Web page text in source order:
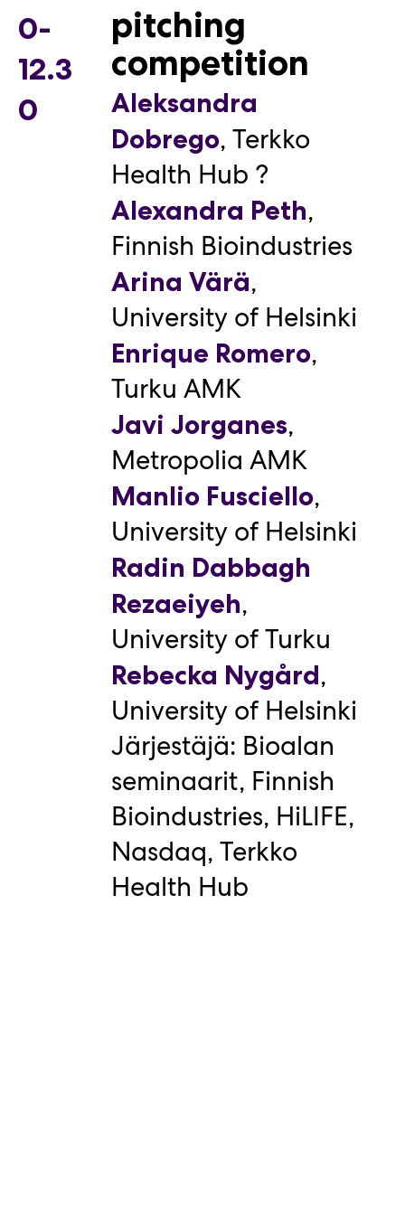
0-
12.3
0
pitching
competition
Aleksandra
Dobrego, Terkko
Health Hub ?
Alexandra Peth,
Finnish Bioindustries
Arina Värä,
University of Helsinki
Enrique Romero,
Turku AMK
Javi Jorganes,
Metropolia AMK
Manlio Fusciello,
University of Helsinki
Radin Dabbagh
Rezaeiyeh,
University of Turku
Rebecka Nygård,
University of Helsinki
Järjestäjä: Bioalan
seminaarit, Finnish
Bioindustries, HiLIFE,
Nasdaq, Terkko
Health Hub